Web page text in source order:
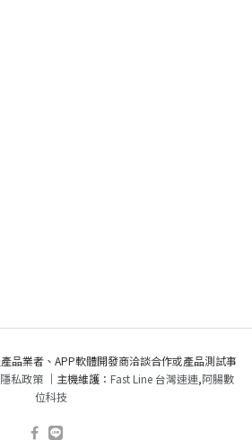
品業者、APP軟體開發商洽談合作或產品測試事
隱私政策｜主機維護： Fast Line 台灣速連,阿腸數
位科技